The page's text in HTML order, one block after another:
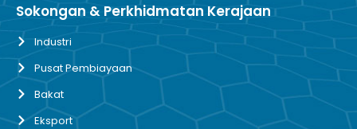
Sokongan & Perkhidmatan Kerajaan
Industri
Pusat Pembiayaan
Bakat
Eksport